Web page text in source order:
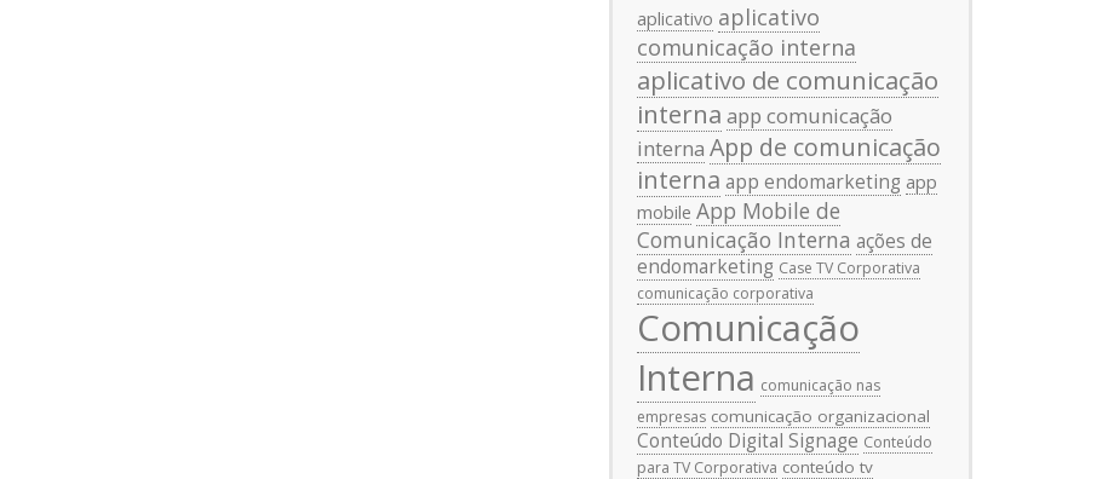
aplicativo aplicativo
comunicação interna
aplicativo de comunicação
interna app comunicação
interna App de comunicação
interna app endomarketing app
mobile App Mobile de
Comunicação Interna ações de
endomarketing Case TV Corporativa
comunicação corporativa
Comunicação
Interna comunicação nas
empresas comunicação organizacional
Conteúdo Digital Signage Conteúdo
para TV Corporativa conteúdo tv